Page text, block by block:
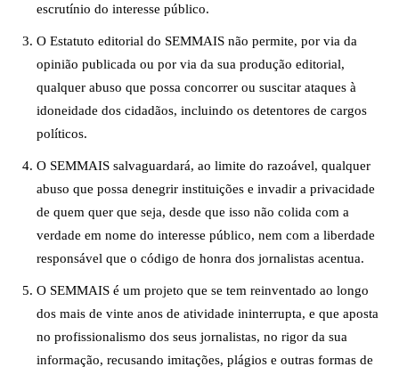
escrutínio do interesse público.
O Estatuto editorial do SEMMAIS não permite, por via da
opinião publicada ou por via da sua produção editorial,
qualquer abuso que possa concorrer ou suscitar ataques à
idoneidade dos cidadãos, incluindo os detentores de cargos
políticos.
O SEMMAIS salvaguardará, ao limite do razoável, qualquer
abuso que possa denegrir instituições e invadir a privacidade
de quem quer que seja, desde que isso não colida com a
verdade em nome do interesse público, nem com a liberdade
responsável que o código de honra dos jornalistas acentua.
O SEMMAIS é um projeto que se tem reinventado ao longo
dos mais de vinte anos de atividade ininterrupta, e que aposta
no profissionalismo dos seus jornalistas, no rigor da sua
informação, recusando imitações, plágios e outras formas de